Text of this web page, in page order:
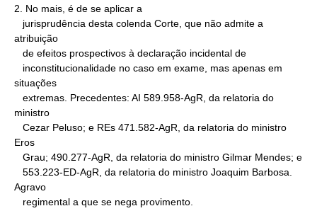
2. No mais, é de se aplicar a
atribuição
situações
ministro
Eros
Agravo
   regimental a que se nega provimento.